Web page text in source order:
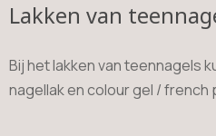
Lakken van
Bij het lakken van teennagels
nagellak en colour gel / french